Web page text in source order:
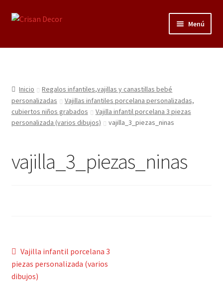
Ir
Ir
Menú
Regalos infantiles, vajillas y canastillas bebé
Regalo personalizado, estuches copas grabadas, regalo
bodas y aniversario, placas grabadas
Accesorios de baños rústicos y modernos
Porcelana blanca
Regalo original
Inicio
Regalos infantiles,vajillas y canastillas bebé
personalizadas
Vajillas infantiles porcelana personalizadas,
cubiertos niños grabados
Vajilla infantil porcelana 3 piezas
personalizada (varios dibujos)
vajilla_3_piezas_ninas
vajilla_3_piezas_ninas
Navegación
de
Anterior:
Vajilla infantil porcelana 3
piezas personalizada (varios
dibujos)